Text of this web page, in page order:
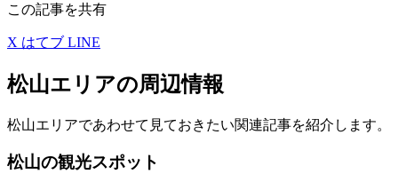
この記事を共有
X はてブ LINE
松山エリアの周辺情報
松山エリアであわせて見ておきたい関連記事を紹介します。
松山の観光スポット